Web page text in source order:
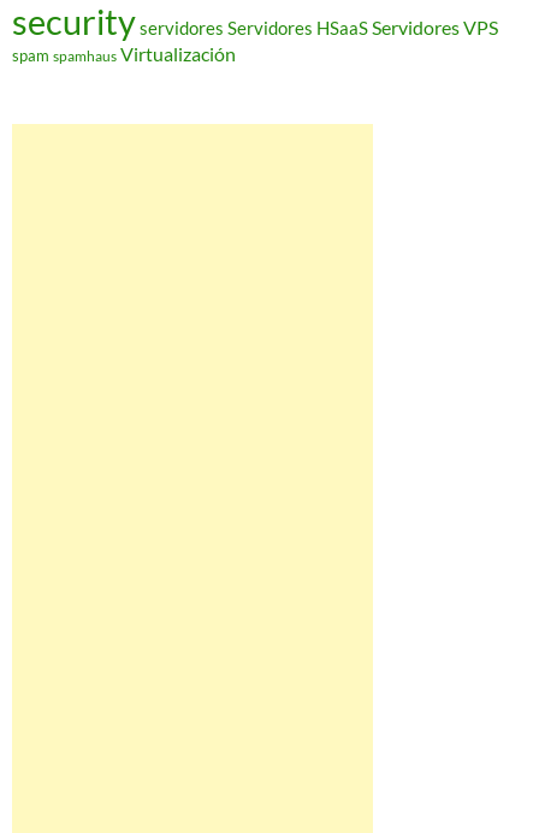
securityservidores Servidores HSaaSServidores VPS
spam spamhaus Virtualización